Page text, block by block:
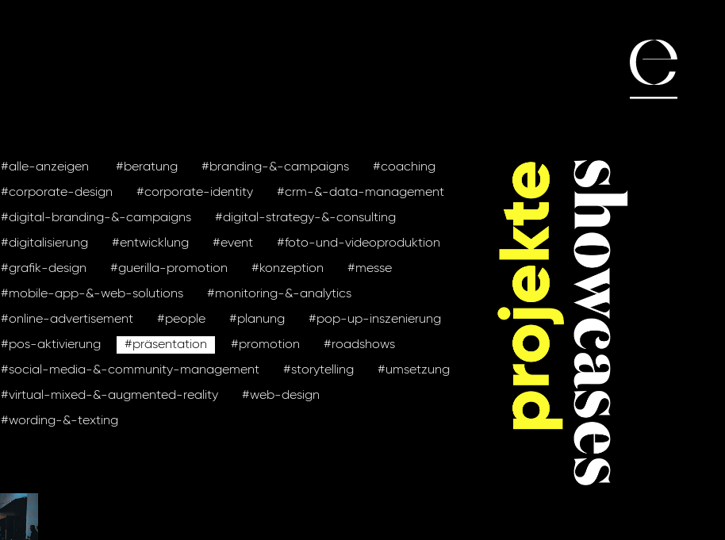
#alle-anzeigen #beratung #branding-&-campaigns
#coaching
#corporate-design
#corporate-identity
#crm-&-data-management
#digital-branding-&-campaigns
#digital-strategy-&-consulting
#digitalisierung
#entwicklung #event
#foto-und-videoproduktion
#grafik-design
#guerilla-promotion #konzeption
#messe
#mobile-app-&-web-solutions
#monitoring-&-analytics
#online-advertisement
#people #planung
#pop-up-inszenierung
#pos-aktivierung
#präsentation #promotion
#roadshows
#social-media-&-community-management
#storytelling
#umsetzung
#virtual-mixed-&-augmented-reality
#web-design
#wording-&-texting